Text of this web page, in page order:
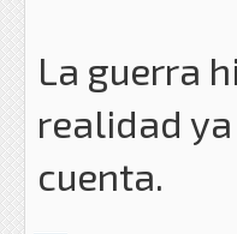
La guerra
realidad
cuenta.